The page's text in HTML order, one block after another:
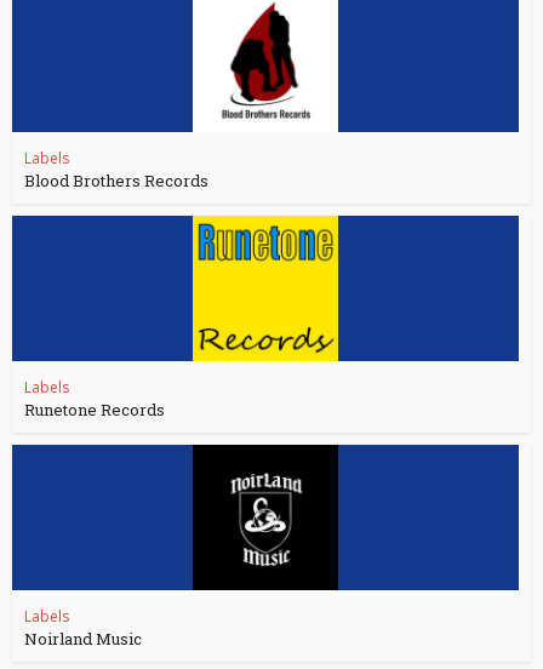
Labels
Blood Brothers Records
Labels
Runetone Records
Labels
Noirland Music